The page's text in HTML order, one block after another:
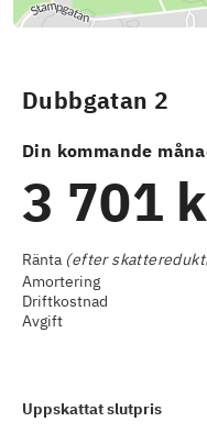
Dubbgatan 2
Din kommande
3 701
Ränta (efter
Amortering
Driftkostnad
Avgift
Uppskattat slutpris